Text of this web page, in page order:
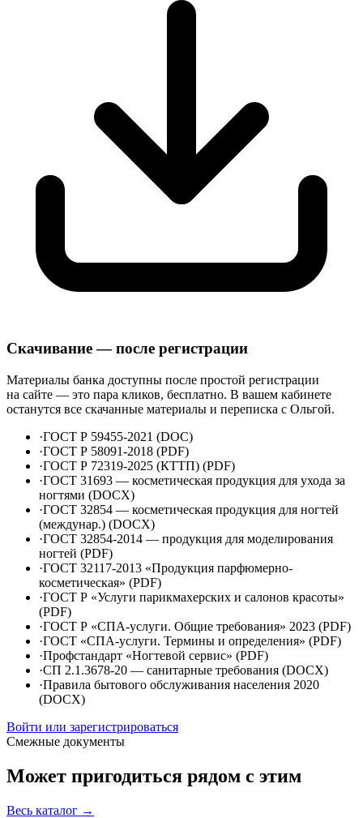
Скачивание — после регистрации
Материалы банка доступны после простой регистрации
на сайте — это пара кликов, бесплатно. В вашем кабинете
останутся все скачанные материалы и переписка с Ольгой.
·ГОСТ Р 59455-2021 (DOC)
·ГОСТ Р 58091-2018 (PDF)
·ГОСТ Р 72319-2025 (КТТП) (PDF)
·ГОСТ 31693 — косметическая продукция для ухода за
ногтями (DOCX)
·ГОСТ 32854 — косметическая продукция для ногтей
(междунар.) (DOCX)
·ГОСТ 32854-2014 — продукция для моделирования
ногтей (PDF)
·ГОСТ 32117-2013 «Продукция парфюмерно-
косметическая» (PDF)
·ГОСТ Р «Услуги парикмахерских и салонов красоты»
(PDF)
·ГОСТ Р «СПА-услуги. Общие требования» 2023 (PDF)
·ГОСТ «СПА-услуги. Термины и определения» (PDF)
·Профстандарт «Ногтевой сервис» (PDF)
·СП 2.1.3678-20 — санитарные требования (DOCX)
·Правила бытового обслуживания населения 2020
(DOCX)
Войти или зарегистрироваться
Смежные документы
Может пригодиться рядом с этим
Весь каталог →